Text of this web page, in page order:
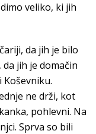
veliko, ki jih
da jih je bilo
jih je domačin
ne drži, kot
pohlevni. Na
Sprva so bili